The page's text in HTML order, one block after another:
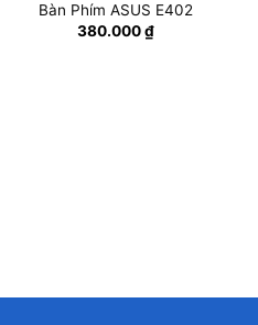
Bàn Phím ASUS E402
380.000₫